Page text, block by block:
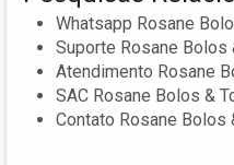
Whatsapp Rosane
Suporte Rosane Bolos
Atendimento Rosane
SAC Rosane Bolos &
Contato Rosane Bolos